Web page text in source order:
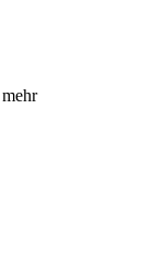
mehr